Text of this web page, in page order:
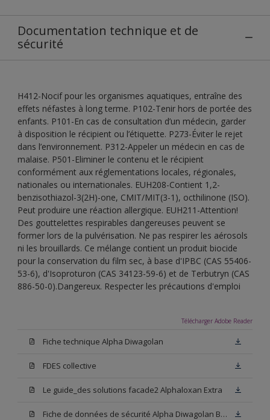
Documentation technique et de
sécurité
H412-Nocif pour les organismes aquatiques, entraîne des
effets néfastes à long terme. P102-Tenir hors de portée des
enfants. P101-En cas de consultation d’un médecin, garder
à disposition le récipient ou l’étiquette. P273-Éviter le rejet
dans l’environnement. P312-Appeler un médecin en cas de
malaise. P501-Eliminer le contenu et le récipient
conformément aux réglementations locales, régionales,
nationales ou internationales. EUH208-Contient 1,2-
benzisothiazol-3(2H)-one, CMIT/MIT(3-1), octhilinone (ISO).
Peut produire une réaction allergique. EUH211-Attention!
Des gouttelettes respirables dangereuses peuvent se
former lors de la pulvérisation. Ne pas respirer les aérosols
ni les brouillards. Ce mélange contient un produit biocide
pour la conservation du film sec, à base d'IPBC (CAS 55406-
53-6), d'Isoproturon (CAS 34123-59-6) et de Terbutryn (CAS
886-50-0).Dangereux. Respecter les précautions d'emploi
Télécharger Adobe Reader
Fiche technique Alpha Diwagolan
FDES collective
Le guide_des solutions facade2 Alphaloxan Extra
Fiche de données de sécurité Alpha Diwagolan Base W05